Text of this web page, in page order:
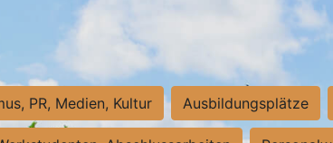
PR, Medien, Kultur Ausbildungsplätze